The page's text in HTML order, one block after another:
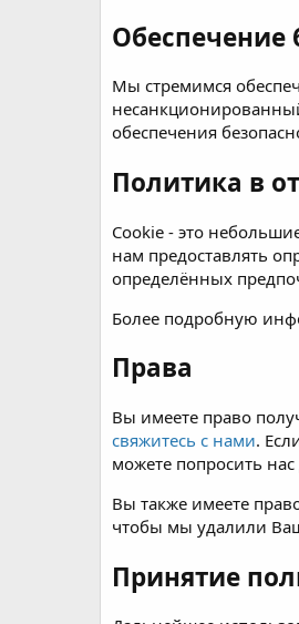
Обеспечение
Мы стремимся
обеспечения
Политика в
Cookie - это
нам предоставлять
определённых
Более подробную
Права
Вы имеете право
свяжитесь с нами.
можете попросить
Вы также имеете
чтобы мы удалили
Принятие